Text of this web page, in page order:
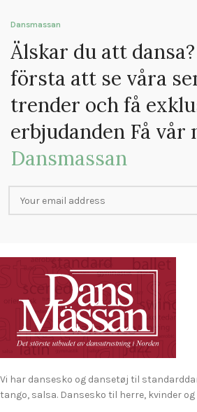
Dansmassan
Älskar du att
första att se våra
trender och få
erbjudanden Få vår
Dansmassan
Vi har dansesko og dansetøj til
tango, salsa. Dansesko til herre, kvinder